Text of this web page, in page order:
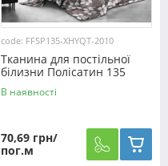
code: FFSP135-XHYQT-2010
Тканина для постільної
білизни Полісатин 135
SP135-XHYQT-2010 (60м)
В наявності
70,69 грн/
пог.м